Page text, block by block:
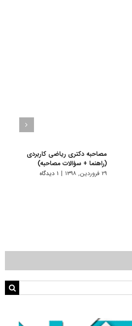
مصاحبه دکتری ریاضی کاربردی
(راهنما + سؤالات مصاحبه)
۲۹ فروردین, ۱۳۹۸ | ۱ دیدگاه